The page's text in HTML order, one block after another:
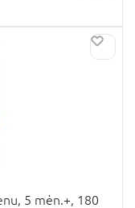
5 mėn.+, 180